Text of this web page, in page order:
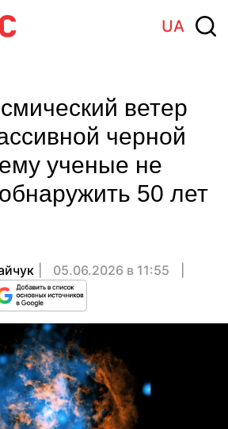
UA
ветер
черной
ученые не
50 лет
05.06.2026 в 11:55